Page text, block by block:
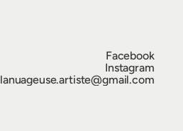
Facebook
Instagram
lanuageuse.artiste@gmail.com